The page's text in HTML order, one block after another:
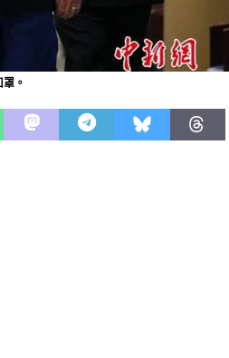
。